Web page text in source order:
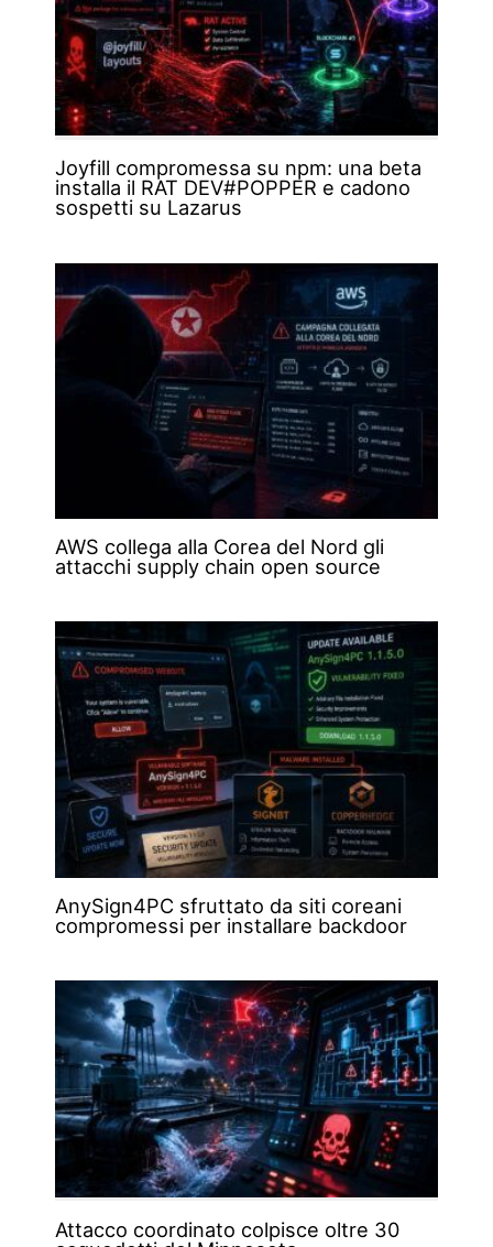
Joyfill compromessa su npm: una beta
installa il RAT DEV#POPPER e cadono
sospetti su Lazarus
AWS collega alla Corea del Nord gli
attacchi supply chain open source
AnySign4PC sfruttato da siti coreani
compromessi per installare backdoor
Attacco coordinato colpisce oltre 30